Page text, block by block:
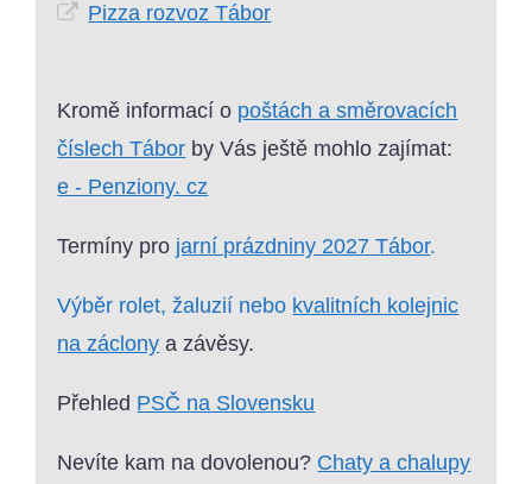
Pizza rozvoz Tábor
Kromě informací o poštách a směrovacích
číslech Tábor by Vás ještě mohlo zajímat:
e - Penziony. cz
Termíny pro jarní prázdniny 2027 Tábor.
Výběr rolet, žaluzií nebo kvalitních kolejnic
na záclony a závěsy.
Přehled PSČ na Slovensku
Nevíte kam na dovolenou? Chaty a chalupy